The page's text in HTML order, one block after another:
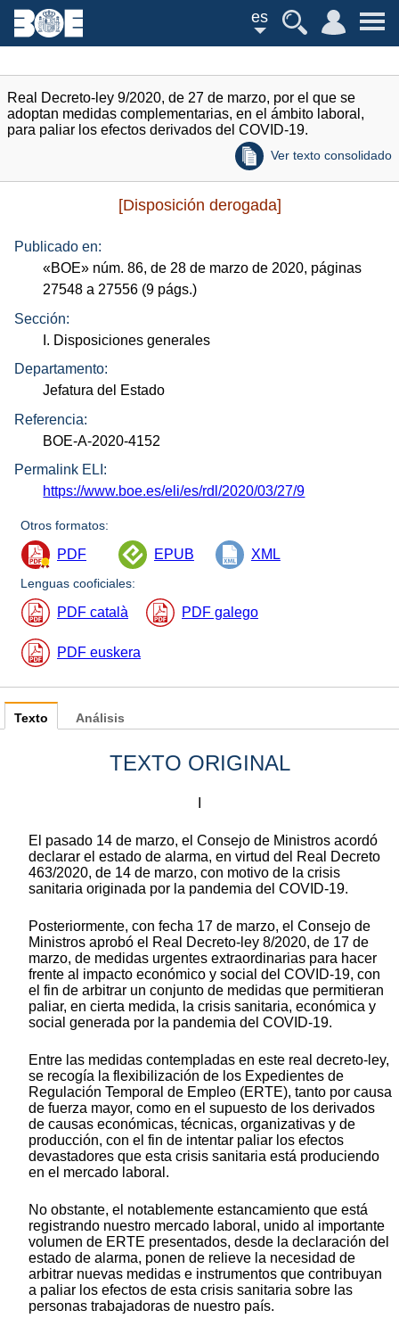
es
Real Decreto-ley 9/2020, de 27 de marzo, por el que se
adoptan medidas complementarias, en el ámbito laboral,
para paliar los efectos derivados del COVID-19.
Ver texto consolidado
[Disposición derogada]
Publicado en:
«BOE» núm. 86, de 28 de marzo de 2020, páginas
27548 a 27556 (9 págs.)
Sección:
I. Disposiciones generales
Departamento:
Jefatura del Estado
Referencia:
BOE-A-2020-4152
Permalink ELI:
https://www.boe.es/eli/es/rdl/2020/03/27/9
Otros formatos:
PDF EPUB XML
Lenguas cooficiales:
PDF català PDF galego
PDF euskera
Texto
TEXTO ORIGINAL
El pasado 14 de marzo, el Consejo de Ministros acordó
declarar el estado de alarma, en virtud del Real Decreto
463/2020, de 14 de marzo, con motivo de la crisis
sanitaria originada por la pandemia del COVID-19.
Posteriormente, con fecha 17 de marzo, el Consejo de
Ministros aprobó el Real Decreto-ley 8/2020, de 17 de
marzo, de medidas urgentes extraordinarias para hacer
frente al impacto económico y social del COVID-19, con
el fin de arbitrar un conjunto de medidas que permitieran
paliar, en cierta medida, la crisis sanitaria, económica y
social generada por la pandemia del COVID-19.
Entre las medidas contempladas en este real decreto-ley,
se recogía la flexibilización de los Expedientes de
Regulación Temporal de Empleo (ERTE), tanto por causa
de fuerza mayor, como en el supuesto de los derivados
de causas económicas, técnicas, organizativas y de
producción, con el fin de intentar paliar los efectos
devastadores que esta crisis sanitaria está produciendo
en el mercado laboral.
No obstante, el notablemente estancamiento que está
registrando nuestro mercado laboral, unido al importante
volumen de ERTE presentados, desde la declaración del
estado de alarma, ponen de relieve la necesidad de
arbitrar nuevas medidas e instrumentos que contribuyan
a paliar los efectos de esta crisis sanitaria sobre las
personas trabajadoras de nuestro país.
Análisis